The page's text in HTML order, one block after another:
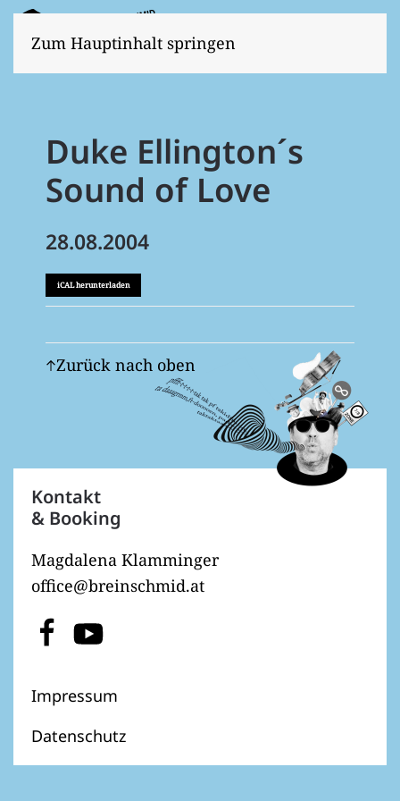
Zum Hauptinhalt springen
Duke Ellington´s
Sound of Love
28.08.2004
iCAL herunterladen
Zurück nach oben
Kontakt
& Booking
Magdalena Klamminger
office@breinschmid.at
Impressum
Datenschutz